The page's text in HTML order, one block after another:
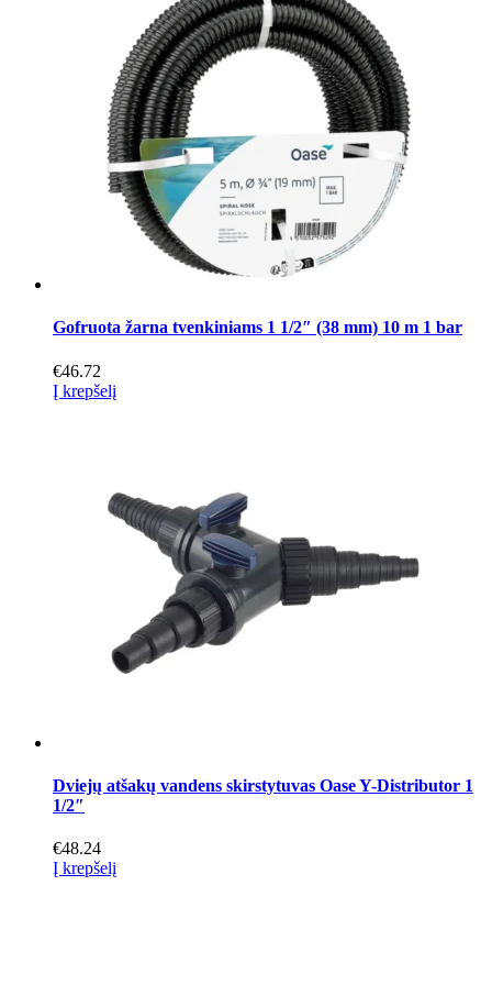
variants.
The
options
may
be
chosen
on
the
product
page
Gofruota žarna tvenkiniams 1 1/2″ (38 mm) 10 m 1 bar
€46.72
Į krepšelį
Dviejų atšakų vandens skirstytuvas Oase Y-Distributor 1
1/2″
€48.24
Į krepšelį